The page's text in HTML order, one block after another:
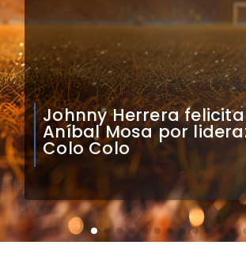
Claudio Bravo analiza
impacto de arquero
caboverdiano en Colo